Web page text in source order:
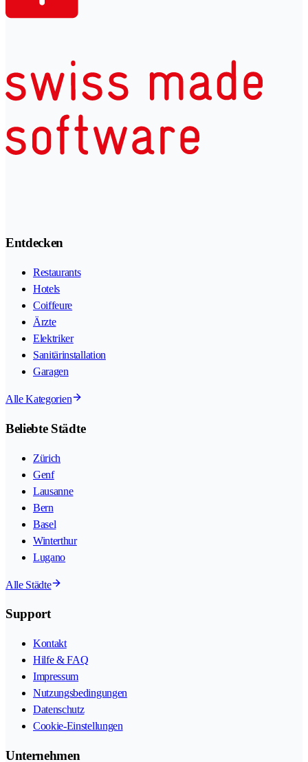
Entdecken
Restaurants
Hotels
Coiffeure
Ärzte
Elektriker
Sanitärinstallation
Garagen
Alle Kategorien
Beliebte Städte
Zürich
Genf
Lausanne
Bern
Basel
Winterthur
Lugano
Alle Städte
Support
Kontakt
Hilfe & FAQ
Impressum
Nutzungsbedingungen
Datenschutz
Cookie-Einstellungen
Unternehmen